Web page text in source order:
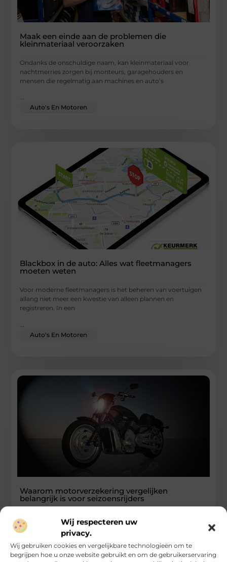
Wij respecteren uw
privacy.
Wij gebruiken cookies en vergelijkbare technologieën om te
begrijpen hoe u onze website gebruikt en om de gebruikerservaring
Maak een einde aan de problemen die
kleinmateriaal veroorzaken
Ondanks de onschuldige naam, kan kleinmateriaal voor
nachtmerries zorgen bij monteurs, garagehouders en
mensen die regelmatig aan machines en auto’s
...
Auto's En Motoren
Blackbox in de auto: Alles wat fleetmanagers
moeten weten
Voor moderne fleetmanagers is het beheren van voertuigen
allang niet meer een kwestie van alleen plannen en
registreren. In een
Auto's En Motoren
Waarom motorverzekering vergelijken
belangrijk is voor seizoensrijders
Niet iedere motorrijder rijdt het hele jaar door. Voor veel
mensen is motorrijden een seizoenshobby: zodra de eerste
zonnestralen
...